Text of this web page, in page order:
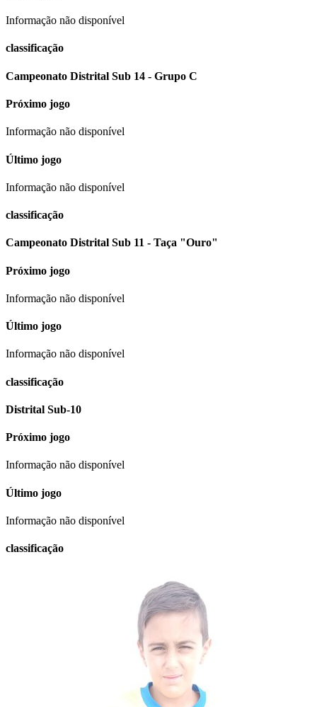
Informação não disponível
classificação
Campeonato Distrital Sub 14 - Grupo C
Próximo jogo
Informação não disponível
Último jogo
Informação não disponível
classificação
Campeonato Distrital Sub 11 - Taça "Ouro"
Próximo jogo
Informação não disponível
Último jogo
Informação não disponível
classificação
Distrital Sub-10
Próximo jogo
Informação não disponível
Último jogo
Informação não disponível
classificação